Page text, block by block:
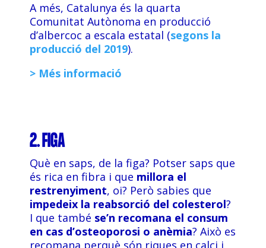
A més, Catalunya és la quarta
Comunitat Autònoma en producció
d’albercoc a escala estatal (segons la
producció del 2019).
> Més informació
2. FIGA
Què en saps, de la figa? Potser saps que
és rica en fibra i que millora el
restrenyiment, oi? Però sabies que
impedeix la reabsorció del colesterol?
I que també se’n recomana el consum
en cas d’osteoporosi o anèmia? Això es
recomana perquè són riques en calci i